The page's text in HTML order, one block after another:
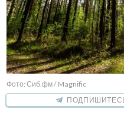
Фото: Сиб.фм / Magnific
ПОДПИШИТЕСЬ